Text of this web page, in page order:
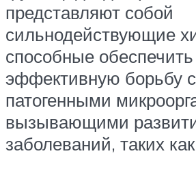
представляют собой
сильнодействующие
способные обеспечить
эффективную борьбу с
патогенными
вызывающими
заболеваний, таких